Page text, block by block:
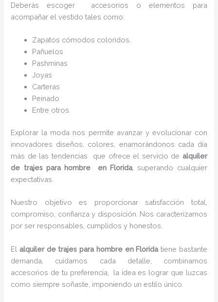
Deberás escoger accesorios o elementos para
acompañar el vestido tales como:
Zapatos cómodos coloridos.
Pañuelos
Pashminas
Joyas
Carteras
Peinado
Entre otros.
Explorar la moda nos permite avanzar y evolucionar con
innovadores diseños, colores, enamorándonos cada día
más de las tendencias que ofrece el servicio de alquiler
de trajes para hombre en Florida, superando cualquier
expectativas.
Nuestro objetivo es proporcionar satisfacción total,
compromiso, confianza y disposición. Nos caracterizamos
por ser responsables, cumplidos y honestos.
Elalquiler de trajes para hombre en Florida tiene bastante
demanda, cuidamos cada detalle, combinamos
accesorios de tu preferencia, la idea es lograr que luzcas
como siempre soñaste, imponiendo un estilo único.